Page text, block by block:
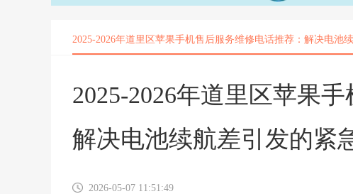
2025-2026年道里区苹果手机售后服务维修电话推荐：解决电池
2025-2026年道里区苹果
解决电池续航差引发的紧
2026-05-07 11:51:49